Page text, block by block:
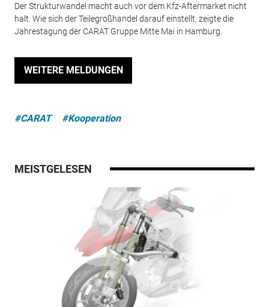
Der Strukturwandel macht auch vor dem Kfz-Aftermarket nicht
halt. Wie sich der Teilegroßhandel darauf einstellt, zeigte die
Jahrestagung der CARAT Gruppe Mitte Mai in Hamburg.
WEITERE MELDUNGEN
#CARAT #Kooperation
MEISTGELESEN